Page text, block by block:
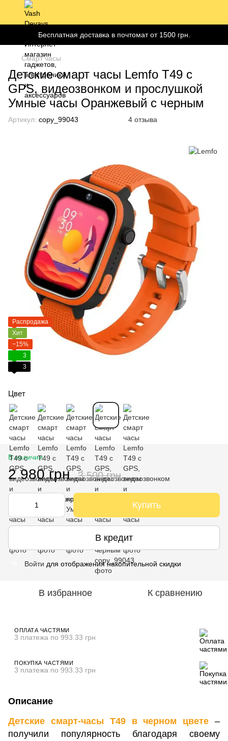
Бесплатная доставка в почтомат от 1500 грн.
Смарт часы
Детские смарт часы Lemfo T49 с
GPS, видеозвонком и прослушкой
Умные часы Оранжевый с черным
Артикул: copy_99043 4 отзыва
Распродажа
Хит
−15%
3
3
Цвет
В наличии
2 980 грн 3 500 грн
Купить
В кредит
Войти для отображения накопительной скидки
В избранное К сравнению
ОПЛАТА ЧАСТЯМИ
3 платежа по 993.33 грн
ПОКУПКА ЧАСТЯМИ
3 платежа по 993.33 грн
Описание
Детские смарт-часы T49 в черном цвете –
получили популярность благодаря своему